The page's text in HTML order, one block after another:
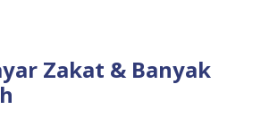
Zakat & Banyak